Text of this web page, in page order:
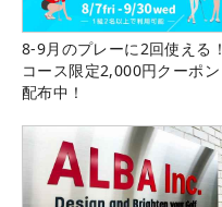
8-9月のプレーに2回使える！
コース限定2,000円クーポン
配布中！